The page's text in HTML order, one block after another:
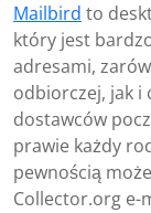
Mailbird to
który jest
adresami,
odbiorczej, jak i
dostawców
prawie każdy
pewnością
Collector.org e-